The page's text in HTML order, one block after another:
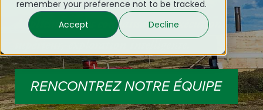
remember your preference not to be tracked.
Accept
Decline
Application des connaissances, exécution
RENCONTREZ NOTRE ÉQUIPE